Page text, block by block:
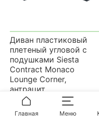
Диван пластиковый
плетеный угловой с
подушками Siesta
Contract Monaco
Lounge Corner,
антрацит
В наличии
140 100 руб.
Главная Меню